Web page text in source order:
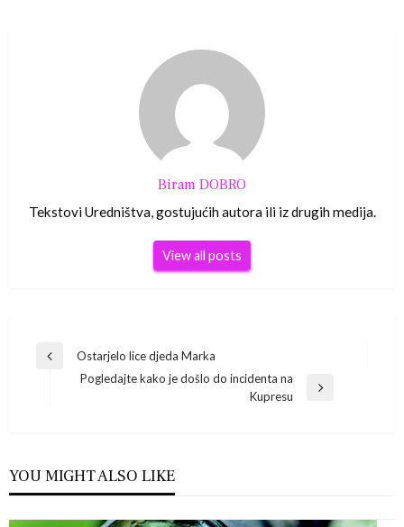
Biram DOBRO
Tekstovi Uredništva, gostujućih autora ili iz drugih medija.
View all posts
Navigacija
Previous
Ostarjelo lice djeda Marka
Pogledajte kako je došlo do incidenta na
Kupresu
YOU MIGHT ALSO LIKE